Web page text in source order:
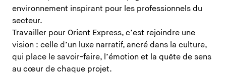
environnement inspirant pour les professionnels du
secteur.
Travailler pour Orient Express, c’est rejoindre une
vision : celle d’un luxe narratif, ancré dans la culture,
qui place le savoir-faire, l’émotion et la quête de sens
au cœur de chaque projet.